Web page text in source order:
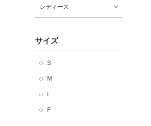
レディース
サイズ
S
M
L
F